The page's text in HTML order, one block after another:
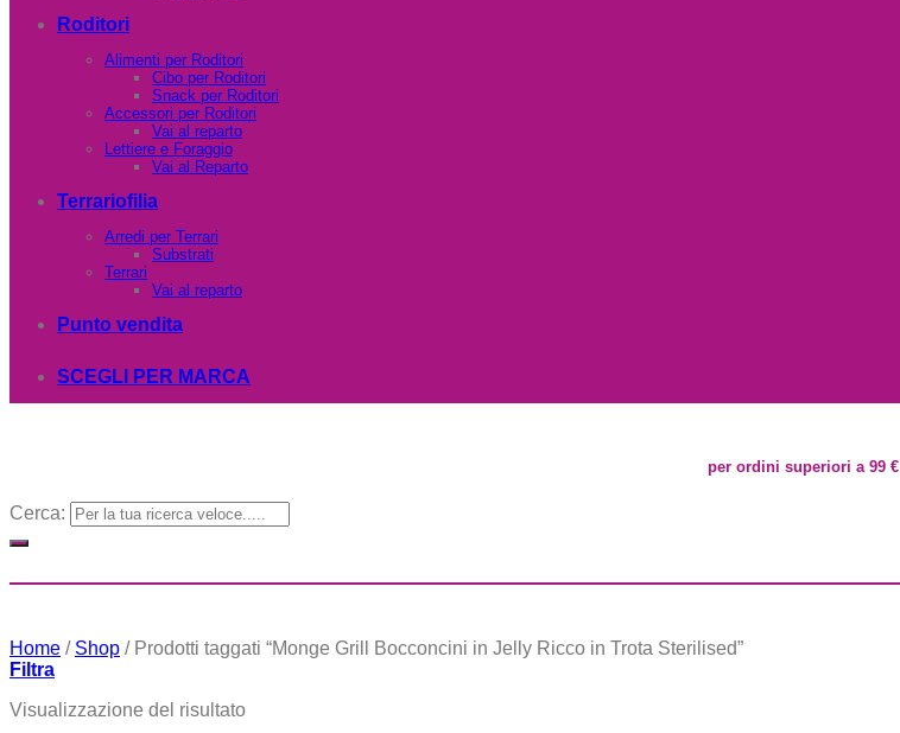
Roditori
Alimenti per Roditori
Cibo per Roditori
Snack per Roditori
Accessori per Roditori
Vai al reparto
Lettiere e Foraggio
Vai al Reparto
Terrariofilia
Arredi per Terrari
Substrati
Terrari
Vai al reparto
Punto vendita
SCEGLI PER MARCA
per ordini superiori a 99 €
Cerca:
Home / Shop /Prodotti taggati “Monge Grill Bocconcini in Jelly Ricco in Trota Sterilised”
Filtra
Visualizzazione del risultato